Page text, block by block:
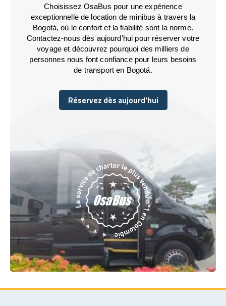
Choisissez OsaBus pour une expérience
exceptionnelle de location de minibus à travers la
Bogotá, où le confort et la fiabilité sont la norme.
Contactez-nous dès aujourd’hui pour réserver votre
voyage et découvrez pourquoi des milliers de
personnes nous font confiance pour leurs besoins
de transport en Bogotá.
Réservez dès aujourd'hui
Réservez dès aujourd'hui